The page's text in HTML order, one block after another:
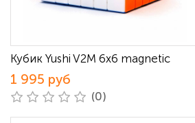
Кубик Yushi V2M 6х6 magnetic
1 995 руб
(0)